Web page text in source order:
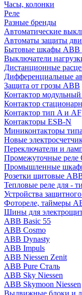
Часы, колонки
Реле
Разные бренды
Автоматические
Автоматы защиты
Бытовые шкафы ABB
Выключатели
Дистанционные
Дифференциальные
Защита от грозы ABB
Контактор
Контактор
Контактор тип A и AF
Контакторы ESB-N
Миниконтакторы
Новые
Переключатели и
Промежуточные реле
Промышленные
Розетки щитовые
Тепловые реле для -
Устройства
Фотореле, таймеры
Шины для
ABB Basic 55
ABB Cosmo
ABB Dynasty
ABB Impuls
ABB Niessen Zenit
ABB Pure Сталь
ABB Sky Niessen
ABB Skymoon Niessen
Выдвижные блоки и